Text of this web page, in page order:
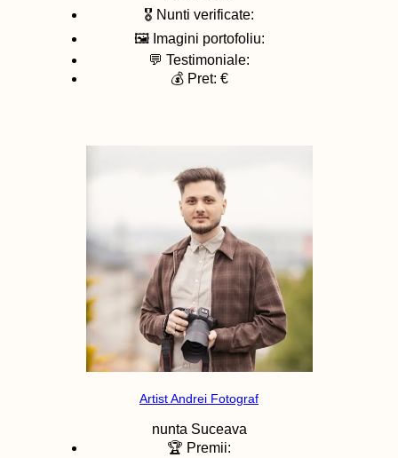
🎖️ Nunti verificate:
🖼️ Imagini portofoliu:
💬 Testimoniale:
💰 Pret: €
Artist Andrei Fotograf
nunta Suceava
🏆 Premii: